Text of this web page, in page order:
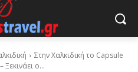
Στην Χαλκιδική το Capsule
Ξεκινάει ο...